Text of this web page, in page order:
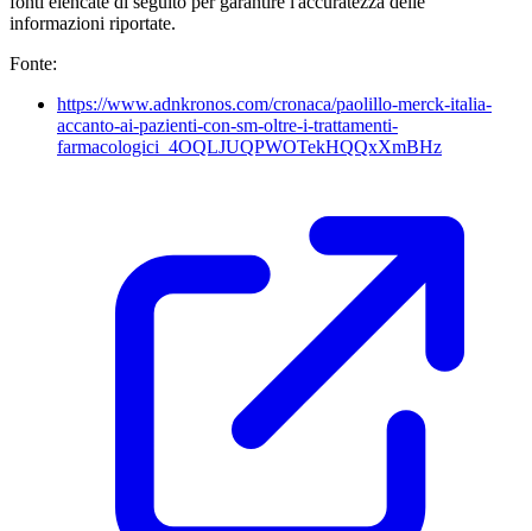
informazioni riportate.
Fonte:
https://www.adnkronos.com/cronaca/paolillo-merck-italia-
accanto-ai-pazienti-con-sm-oltre-i-trattamenti-
farmacologici_4OQLJUQPWOTekHQQxXmBHz